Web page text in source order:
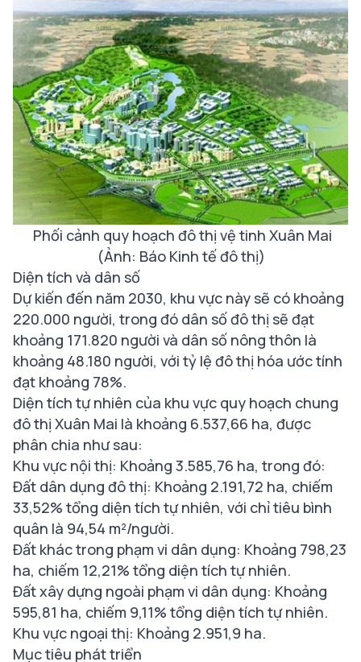
Phối cảnh quy hoạch đô thị vệ tinh Xuân Mai
(Ảnh: Báo Kinh tế đô thị)
Diện tích và dân số
Dự kiến đến năm 2030, khu vực này sẽ có khoảng
220.000 người, trong đó dân số đô thị sẽ đạt
khoảng 171.820 người và dân số nông thôn là
khoảng 48.180 người, với tỷ lệ đô thị hóa ước tính
đạt khoảng 78%.
Diện tích tự nhiên của khu vực quy hoạch chung
đô thị Xuân Mai là khoảng 6.537,66 ha, được
phân chia như sau:
Khu vực nội thị: Khoảng 3.585,76 ha, trong đó:
Đất dân dụng đô thị: Khoảng 2.191,72 ha, chiếm
33,52% tổng diện tích tự nhiên, với chỉ tiêu bình
quân là 94,54 m²/người.
Đất khác trong phạm vi dân dụng: Khoảng 798,23
ha, chiếm 12,21% tổng diện tích tự nhiên.
Đất xây dựng ngoài phạm vi dân dụng: Khoảng
595,81 ha, chiếm 9,11% tổng diện tích tự nhiên.
Khu vực ngoại thị: Khoảng 2.951,9 ha.
Mục tiêu phát triển